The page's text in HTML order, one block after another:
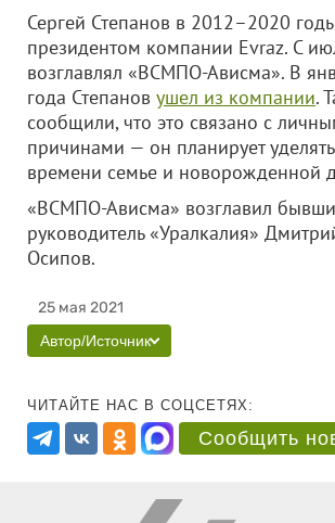
Сергей Степанов в 2012–2020
президентом компании Evraz. С
возглавлял «ВСМПО-Ависма». В
года Степанов ушел из компании.
сообщили, что это связано с
причинами — он планирует
времени семье и новорожденной
«ВСМПО-Ависма» возглавил
руководитель «Уралкалия»
Осипов.
25 мая 2021
Автор/Источник
ЧИТАЙТЕ НАС В СОЦСЕТЯХ:
Сообщить